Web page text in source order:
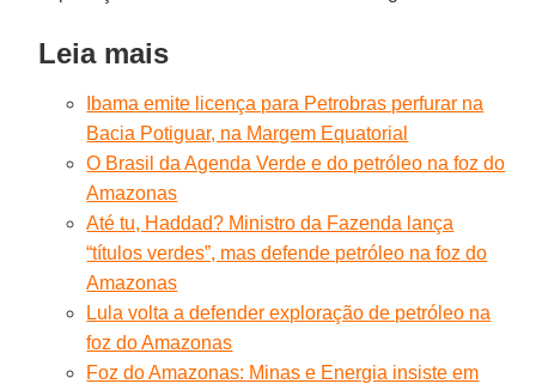
Leia mais
Ibama emite licença para Petrobras perfurar na
Bacia Potiguar, na Margem Equatorial
O Brasil da Agenda Verde e do petróleo na foz do
Amazonas
Até tu, Haddad? Ministro da Fazenda lança
“títulos verdes”, mas defende petróleo na foz do
Amazonas
Lula volta a defender exploração de petróleo na
foz do Amazonas
Foz do Amazonas: Minas e Energia insiste em